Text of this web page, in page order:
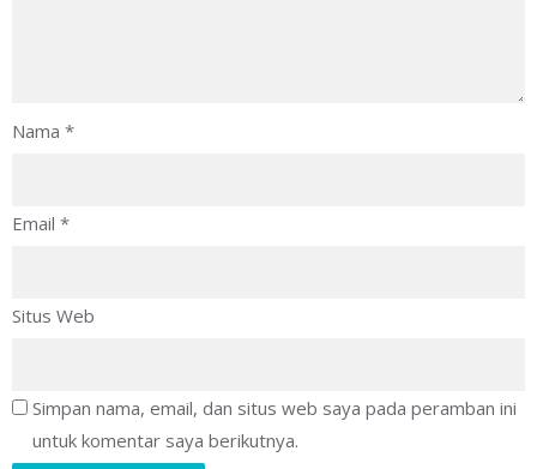
Nama *
Email *
Situs Web
Simpan nama, email, dan situs web saya pada peramban ini
untuk komentar saya berikutnya.